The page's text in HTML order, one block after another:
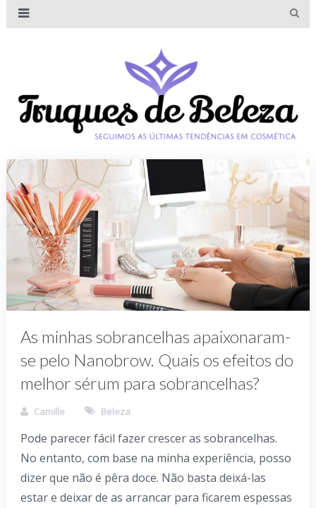
As minhas sobrancelhas apaixonaram-
se pelo Nanobrow. Quais os efeitos do
melhor sérum para sobrancelhas?
Camille Beleza
Pode parecer fácil fazer crescer as sobrancelhas.
No entanto, com base na minha experiência, posso
dizer que não é pêra doce. Não basta deixá-las
estar e deixar de as arrancar para ficarem espessas